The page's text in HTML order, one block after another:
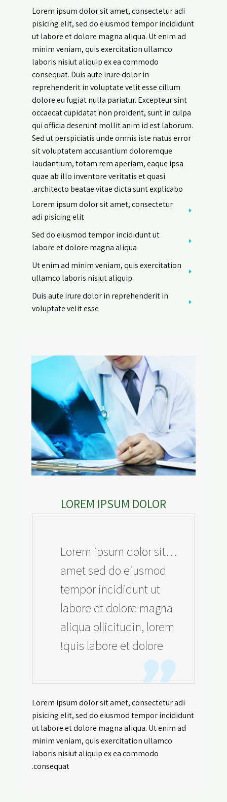
Lorem ipsum dolor sit amet, consectetur adi
pisicing elit, sed do eiusmod tempor incididunt
ut labore et dolore magna aliqua. Ut enim ad
minim veniam, quis exercitation ullamco
laboris nisiut aliquip ex ea commodo
consequat. Duis aute irure dolor in
reprehenderit in voluptate velit esse cillum
dolore eu fugiat nulla pariatur. Excepteur sint
occaecat cupidatat non proident, sunt in culpa
qui officia deserunt mollit anim id est laborum.
Sed ut perspiciatis unde omnis iste natus error
sit voluptatem accusantium doloremque
laudantium, totam rem aperiam, eaque ipsa
quae ab illo inventore veritatis et quasi
architecto beatae vitae dicta sunt explicabo.
Lorem ipsum dolor sit amet, consectetur
adi pisicing elit
Sed do eiusmod tempor incididunt ut
labore et dolore magna aliqua
Ut enim ad minim veniam, quis exercitation
ullamco laboris nisiut aliquip
Duis aute irure dolor in reprehenderit in
voluptate velit esse
LOREM IPSUM DOLOR
…Lorem ipsum dolor sit
amet sed do eiusmod
tempor incididunt ut
labore et dolore magna
aliqua ollicitudin, lorem
quis labore et dolore!
Lorem ipsum dolor sit amet, consectetur adi
pisicing elit, sed do eiusmod tempor incididunt
ut labore et dolore magna aliqua. Ut enim ad
minim veniam, quis exercitation ullamco
laboris nisiut aliquip ex ea commodo
consequat.